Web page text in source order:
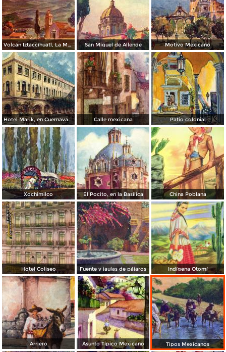
Volcán Iztaccíhuatl, La Mujer Dormida San Miguel de Allende Motivo Mexicano
Hotel Marik, en Cuernavaca Calle mexicana Patio colonial
Xochimilco El Pocito, en la Basílica China Poblana
Hotel Coliseo Fuente y jaulas de pájaros Indígena Otomí
Arriero Asunto Típico Mexicano Tipos Mexicanos